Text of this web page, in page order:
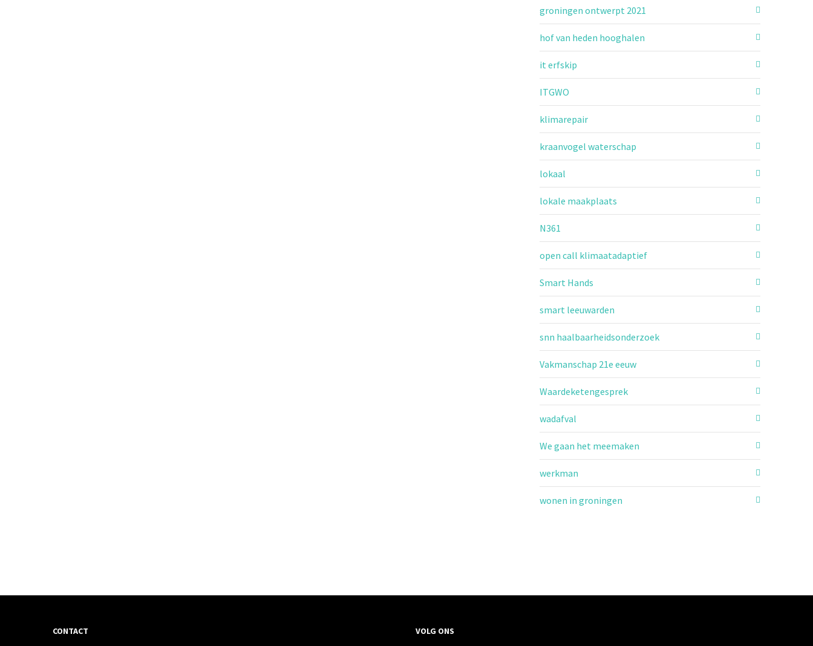
groningen ontwerpt 2021
hof van heden hooghalen
it erfskip
ITGWO
klimarepair
kraanvogel waterschap
lokaal
lokale maakplaats
N361
open call klimaatadaptief
Smart Hands
smart leeuwarden
snn haalbaarheidsonderzoek
Vakmanschap 21e eeuw
Waardeketengesprek
wadafval
We gaan het meemaken
werkman
wonen in groningen
CONTACT VOLG ONS